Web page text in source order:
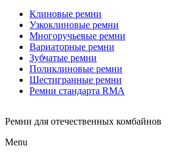
Клиновые ремни
Узкоклиновые ремни
Многоручьевые ремни
Вариаторные ремни
Зубчатые ремни
Поликлиновые ремни
Шестигранные ремни
Ремни стандарта RMA
Ремни для отечественных комбайнов
Menu